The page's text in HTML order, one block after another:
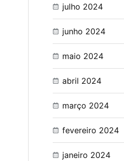
julho 2024
junho 2024
maio 2024
abril 2024
março 2024
fevereiro 2024
janeiro 2024